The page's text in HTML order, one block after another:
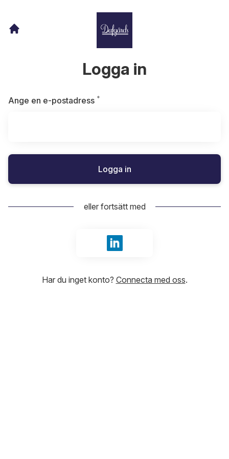
Logga in
Ange en e-postadress *
Logga in
eller fortsätt med
Logga in med LinkedIn
Har du inget konto? Connecta med oss.